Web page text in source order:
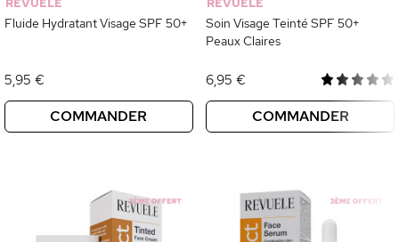
Fluide Hydratant Visage SPF 50+
5,95 €
COMMANDER
Soin Visage Teinté SPF 50+
Peaux Claires
6,95 €
COMMANDER